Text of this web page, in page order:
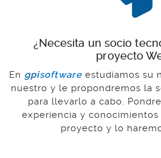
¿Necesita un socio
proyecto
En gpisoftware estudiamos su
nuestro y le propondremos la
para llevarlo a cabo.
experiencia y
proyecto y lo